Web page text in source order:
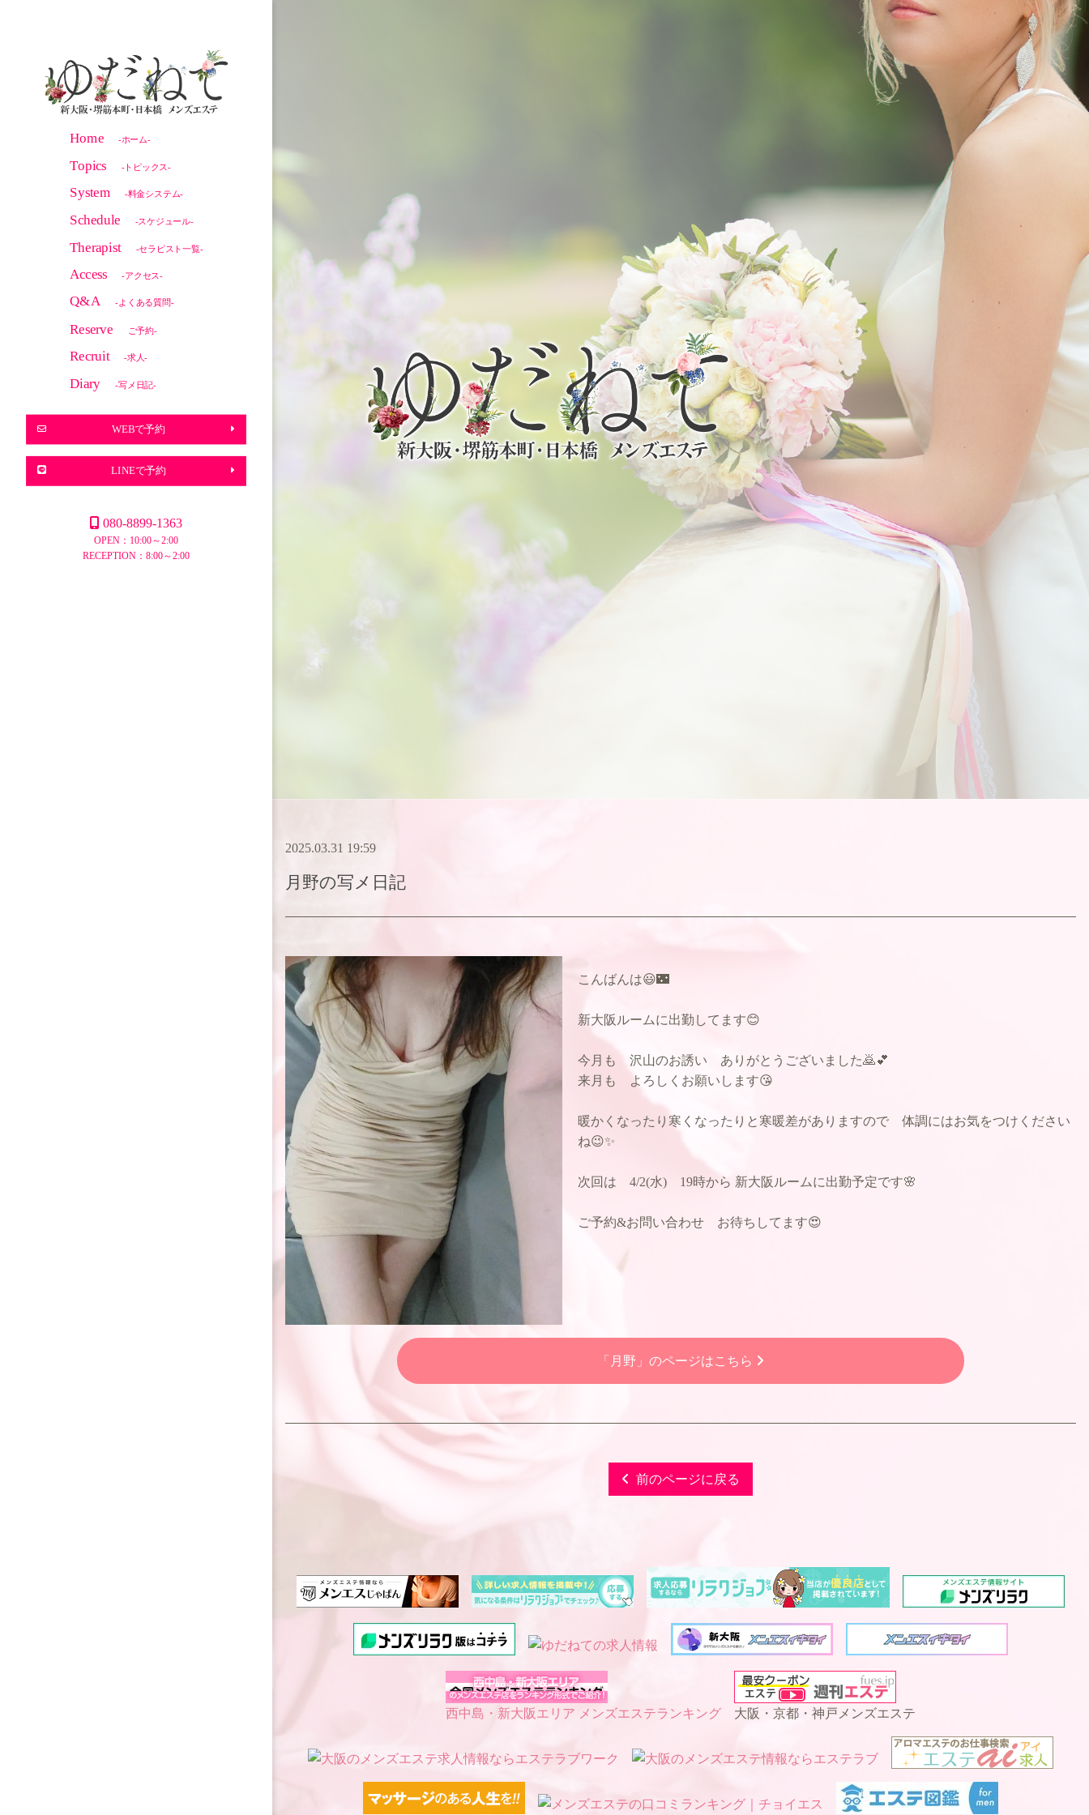
Home -ホーム-
Topics -トピックス-
System -料金システム-
Schedule -スケジュール-
Therapist -セラピスト一覧-
Access -アクセス-
Q&A -よくある質問-
Reserve ご予約-
Recruit -求人-
Diary -写メ日記-
WEBで予約
LINEで予約
080-8899-1363
OPEN：10:00～2:00
RECEPTION：8:00～2:00
2025.03.31 19:59
月野の写メ日記
こんばんは😃🌃
新大阪ルームに出勤してます😊
今月も 沢山のお誘い ありがとうございました🙇💕
来月も よろしくお願いします😘
暖かくなったり寒くなったりと寒暖差がありますので 体調にはお気をつけください
ね😉✨
次回は 4/2(水) 19時から 新大阪ルームに出勤予定です🌸
ご予約&お問い合わせ お待ちしてます😍
「月野」のページはこちら
前のページに戻る
西中島・新大阪エリア メンズエステランキング 大阪・京都・神戸メンズエステ